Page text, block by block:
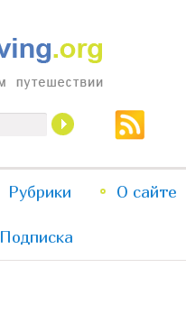
Перейти
к
Перейти
к
Рубрики О сайте
Подписка